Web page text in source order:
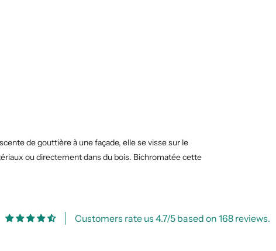
de gouttière à une façade, elle se visse sur le
ou directement dans du bois. Bichromatée cette
Customers rate us 4.7/5 based on 168 reviews.